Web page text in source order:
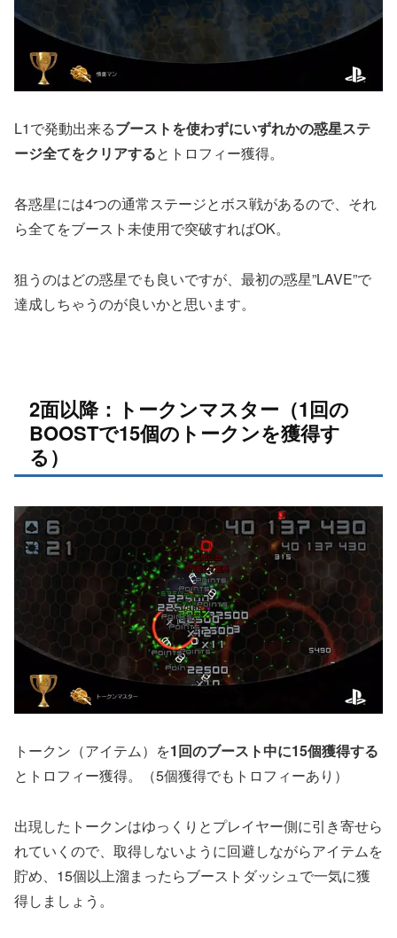
L1で発動出来るブーストを使わずにいずれかの惑星ステ
ージ全てをクリアするとトロフィー獲得。
各惑星には4つの通常ステージとボス戦があるので、それ
ら全てをブースト未使用で突破すればOK。
狙うのはどの惑星でも良いですが、最初の惑星”LAVE”で
達成しちゃうのが良いかと思います。
2面以降：トークンマスター（1回の
BOOSTで15個のトークンを獲得す
る）
トークン（アイテム）を1回のブースト中に15個獲得する
とトロフィー獲得。（5個獲得でもトロフィーあり）
出現したトークンはゆっくりとプレイヤー側に引き寄せら
れていくので、取得しないように回避しながらアイテムを
貯め、15個以上溜まったらブーストダッシュで一気に獲
得しましょう。